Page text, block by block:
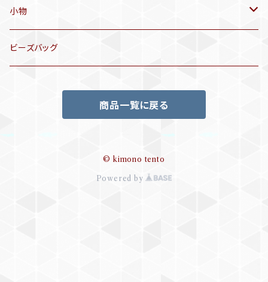
洒落袋帯
袋帯
リサイクル着物
訪問着、付下げ、色無地
リサイクル色無地
小物
帯揚げ
ビーズバッグ
商品一覧に戻る
© kimono tento
Powered by